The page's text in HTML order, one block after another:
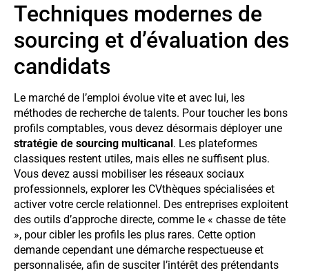
Techniques modernes de
sourcing et d’évaluation des
candidats
Le marché de l’emploi évolue vite et avec lui, les
méthodes de recherche de talents. Pour toucher les bons
profils comptables, vous devez désormais déployer une
stratégie de sourcing multicanal . Les plateformes
classiques restent utiles, mais elles ne suffisent plus.
Vous devez aussi mobiliser les réseaux sociaux
professionnels, explorer les CVthèques spécialisées et
activer votre cercle relationnel. Des entreprises exploitent
des outils d’approche directe, comme le « chasse de tête
», pour cibler les profils les plus rares. Cette option
demande cependant une démarche respectueuse et
personnalisée, afin de susciter l’intérêt des prétendants